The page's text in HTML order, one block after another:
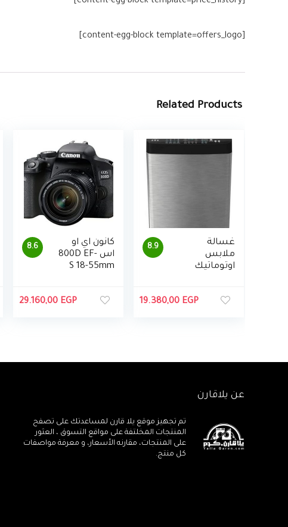
[content-egg-block template=offers_logo]
Related Products
8.9
غسالة
ملابس
اوتوماتيك
من تورنيدو،
19.380,00 EGP
8.6
كانون اي او
اس 800D EF-
S 18-55mm
29.160,00 EGP
عن يلاقارن
تم تجهيز موقع يلا قارن لمساعدتك على تصفح
المنتجات المخلتفة على مواقع التسوق ، العثور
على المنتجات، مقارنه الأسعار، و معرفة مواصفات
كل منتج.